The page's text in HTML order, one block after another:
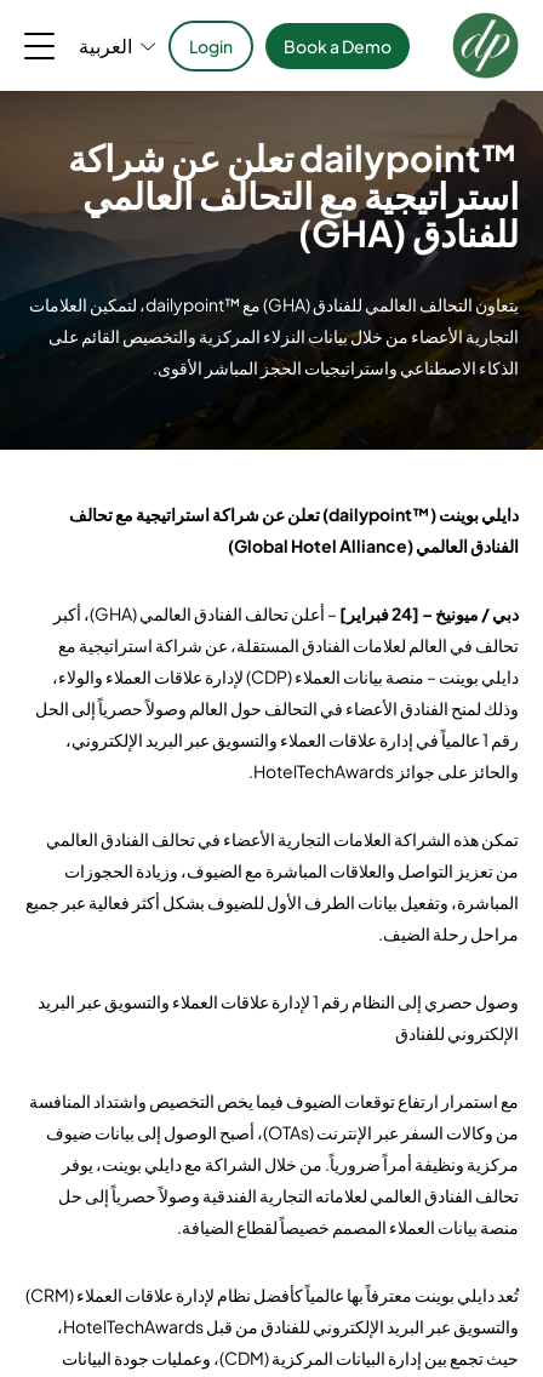
Book a Demo
Login العربية
™dailypoint تعلن عن شراكة
استراتيجية مع التحالف العالمي
للفنادق (GHA)
يتعاون التحالف العالمي للفنادق (GHA) مع ™dailypoint، لتمكين العلامات
التجارية الأعضاء من خلال بيانات النزلاء المركزية والتخصيص القائم على
الذكاء الاصطناعي واستراتيجيات الحجز المباشر الأقوى.
دايلي بوينت (™dailypoint) تعلن عن شراكة استراتيجية مع تحالف
الفنادق العالمي (Global Hotel Alliance)
دبي / ميونيخ – [24 فبراير]
– أعلن تحالف الفنادق العالمي (GHA)، أكبر
تحالف في العالم لعلامات الفنادق المستقلة، عن شراكة استراتيجية مع
دايلي بوينت – منصة بيانات العملاء (CDP) لإدارة علاقات العملاء والولاء،
وذلك لمنح الفنادق الأعضاء في التحالف حول العالم وصولاً حصرياً إلى الحل
رقم 1 عالمياً في إدارة علاقات العملاء والتسويق عبر البريد الإلكتروني،
والحائز على جوائز HotelTechAwards.
تمكن هذه الشراكة العلامات التجارية الأعضاء في تحالف الفنادق العالمي
من تعزيز التواصل والعلاقات المباشرة مع الضيوف، وزيادة الحجوزات
المباشرة، وتفعيل بيانات الطرف الأول للضيوف بشكل أكثر فعالية عبر جميع
مراحل رحلة الضيف.
وصول حصري إلى النظام رقم 1 لإدارة علاقات العملاء والتسويق عبر البريد
الإلكتروني للفنادق
مع استمرار ارتفاع توقعات الضيوف فيما يخص التخصيص واشتداد المنافسة
من وكالات السفر عبر الإنترنت (OTAs)، أصبح الوصول إلى بيانات ضيوف
مركزية ونظيفة أمراً ضرورياً. من خلال الشراكة مع دايلي بوينت، يوفر
تحالف الفنادق العالمي لعلاماته التجارية الفندقية وصولاً حصرياً إلى حل
منصة بيانات العملاء المصمم خصيصاً لقطاع الضيافة.
تُعد دايلي بوينت معترفاً بها عالمياً كأفضل نظام لإدارة علاقات العملاء (CRM)
والتسويق عبر البريد الإلكتروني للفنادق من قبل HotelTechAwards،
حيث تجمع بين إدارة البيانات المركزية (CDM)، وعمليات جودة البيانات